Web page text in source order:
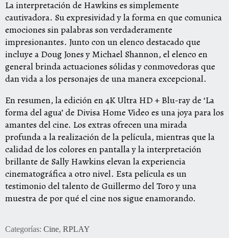
La interpretación de Hawkins es simplemente
cautivadora. Su expresividad y la forma en que comunica
emociones sin palabras son verdaderamente
impresionantes. Junto con un elenco destacado que
incluye a Doug Jones y Michael Shannon, el elenco en
general brinda actuaciones sólidas y conmovedoras que
dan vida a los personajes de una manera excepcional.
En resumen, la edición en 4K Ultra HD + Blu-ray de ‘La
forma del agua’ de Divisa Home Video es una joya para los
amantes del cine. Los extras ofrecen una mirada
profunda a la realización de la película, mientras que la
calidad de los colores en pantalla y la interpretación
brillante de Sally Hawkins elevan la experiencia
cinematográfica a otro nivel. Esta película es un
testimonio del talento de Guillermo del Toro y una
muestra de por qué el cine nos sigue enamorando.
Categorías: Cine, RPLAY